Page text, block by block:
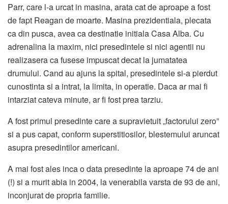
Parr, care l-a urcat in masina, arata cat de aproape a fost
de fapt Reagan de moarte. Masina prezidentiala, plecata
ca din pusca, avea ca destinatie initiala Casa Alba. Cu
adrenalina la maxim, nici presedintele si nici agentii nu
realizasera ca fusese impuscat decat la jumatatea
drumului. Cand au ajuns la spital, presedintele si-a pierdut
cunostinta si a intrat, la limita, in operatie. Daca ar mai fi
intarziat cateva minute, ar fi fost prea tarziu.
A fost primul presedinte care a supravietuit „factorului zero”
si a pus capat, conform superstitiosilor, blestemului aruncat
asupra presedintilor americani.
A mai fost ales inca o data presedinte la aproape 74 de ani
(!) si a murit abia in 2004, la venerabila varsta de 93 de ani,
inconjurat de propria familie.